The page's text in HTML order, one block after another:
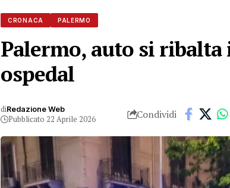
CRONACA PALERMO
Palermo, auto si
ospedal
diRedazione Web
Pubblicato 22 Aprile 2026 Condividi